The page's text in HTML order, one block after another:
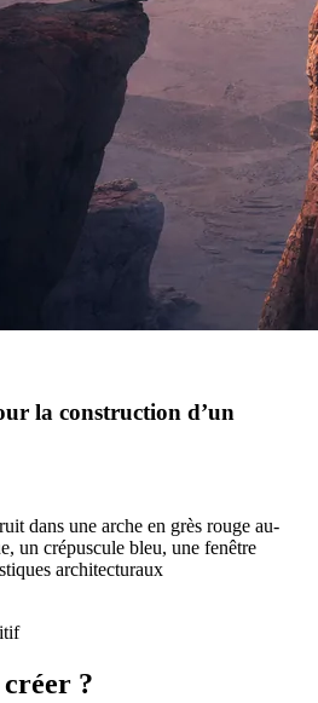
la construction d’un
dans une arche en grès rouge au-
un crépuscule bleu, une fenêtre
architecturaux
créer ?